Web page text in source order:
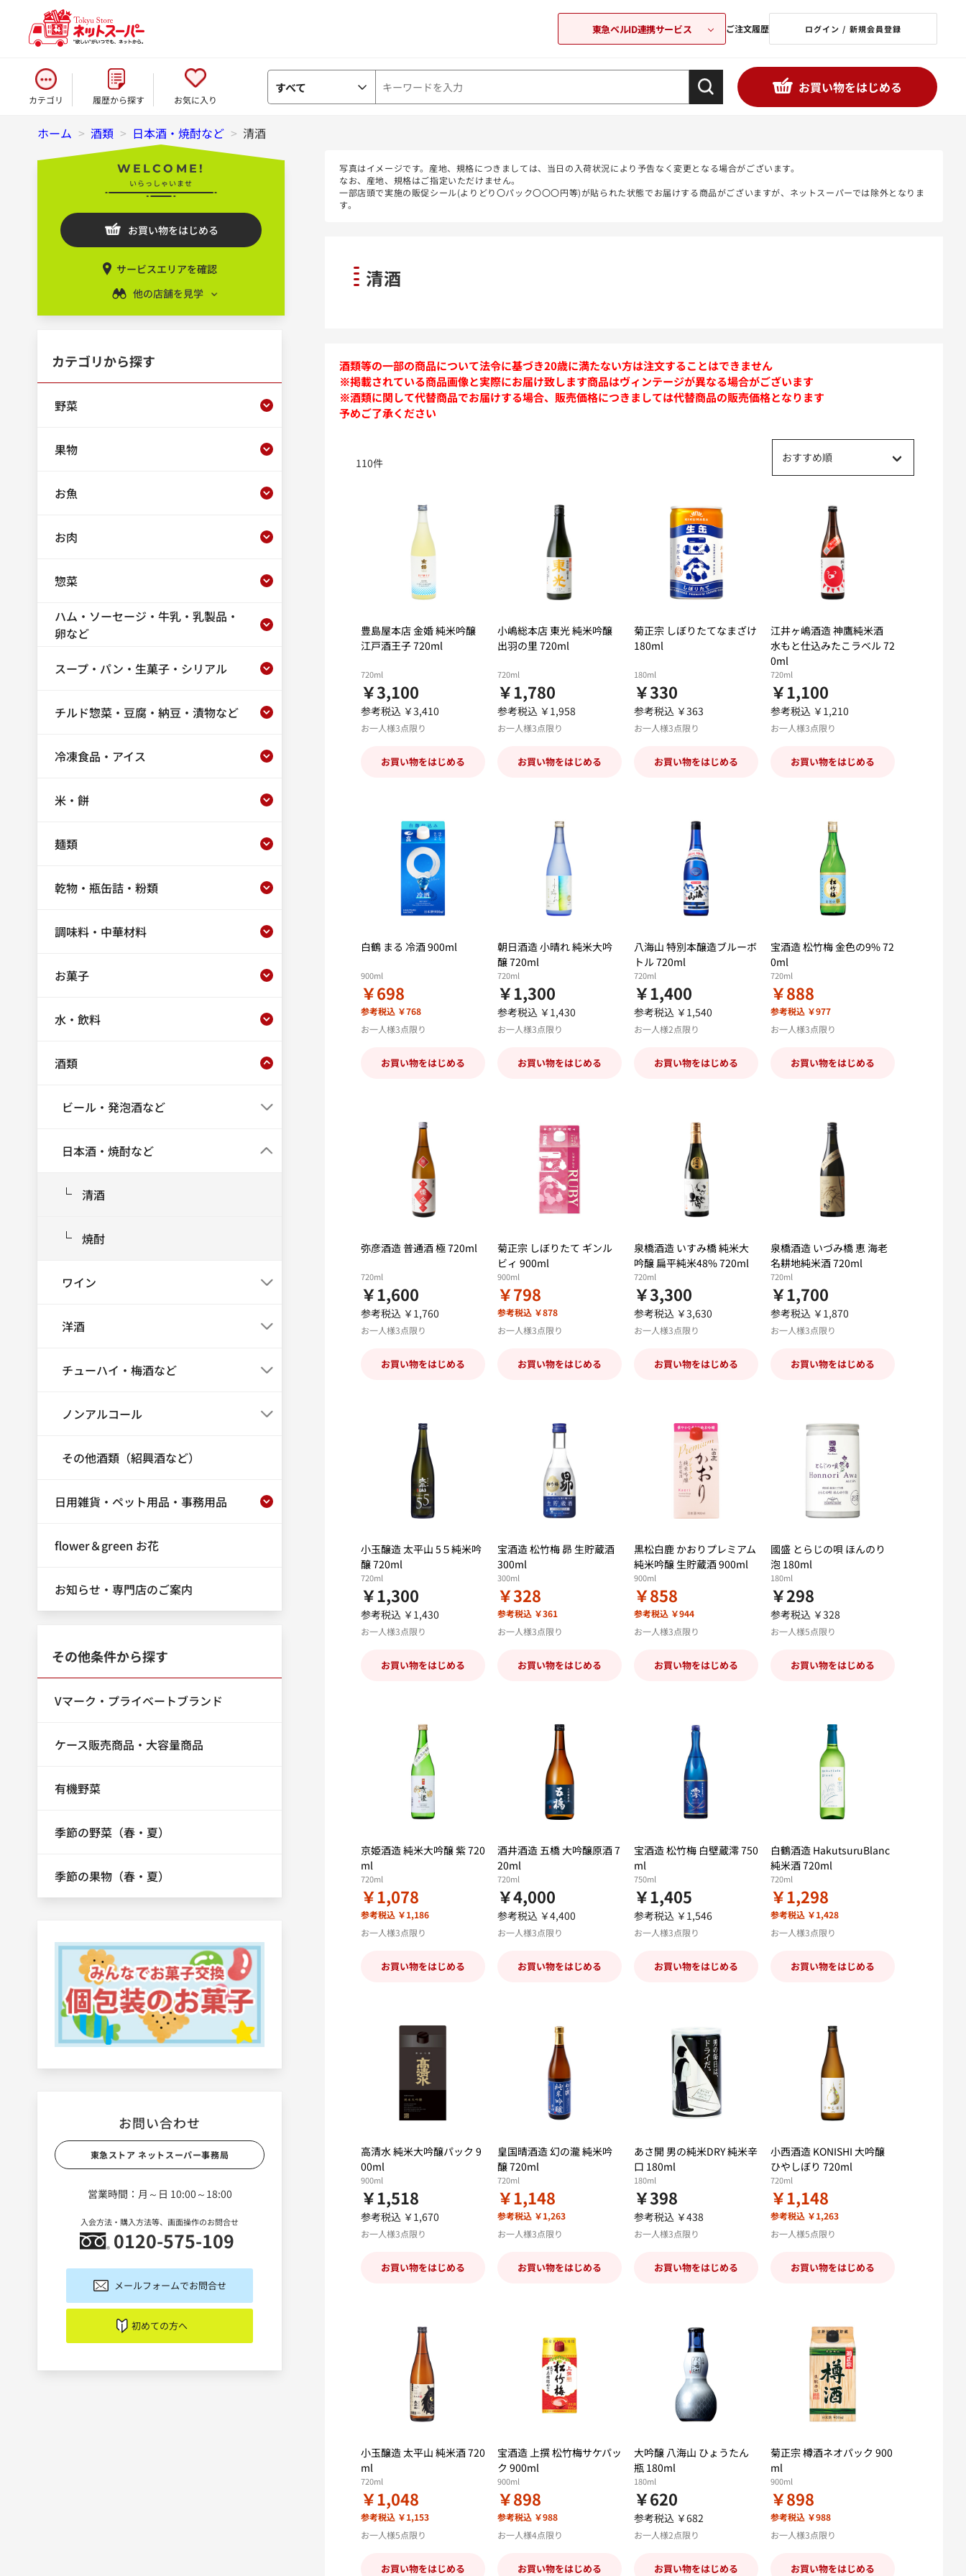
東急ベルID連携サービス ご注文履歴 ログイン / 新規会員登録
カテゴリ 履歴から探す お気に入り
すべて お買い物をはじめる
ホーム > 酒類 > 日本酒・焼酎など > 清酒
WELCOME!
いらっしゃいませ
お買い物をはじめる
サービスエリアを確認
他の店舗を見学
カテゴリから探す
野菜
果物
お魚
お肉
惣菜
ハム・ソーセージ・牛乳・乳製品・
卵など
スープ・パン・生菓子・シリアル
チルド惣菜・豆腐・納豆・漬物など
冷凍食品・アイス
米・餅
麺類
乾物・瓶缶詰・粉類
調味料・中華材料
お菓子
水・飲料
酒類
ビール・発泡酒など
日本酒・焼酎など
清酒
焼酎
ワイン
洋酒
チューハイ・梅酒など
ノンアルコール
その他酒類（紹興酒など）
日用雑貨・ペット用品・事務用品
flower＆green お花
お知らせ・専門店のご案内
その他条件から探す
Vマーク・プライベートブランド
ケース販売商品・大容量商品
有機野菜
季節の野菜（春・夏）
季節の果物（春・夏）
お問い合わせ
東急ストア ネットスーパー事務局
営業時間：月～日 10:00～18:00
入会方法・購入方法等、画面操作のお問合せ
0120-575-109
メールフォームでお問合せ
初めての方へ
写真はイメージです。産地、規格につきましては、当日の入荷状況により予告なく変更となる場合がございます。
なお、産地、規格はご指定いただけません。
一部店頭で実施の販促シール(よりどり〇パック〇〇〇円等)が貼られた状態でお届けする商品がございますが、ネットスーパーでは除外となりま
す。
清酒
酒類等の一部の商品について法令に基づき20歳に満たない方は注文することはできません
※掲載されている商品画像と実際にお届け致します商品はヴィンテージが異なる場合がございます
※酒類に関して代替商品でお届けする場合、販売価格につきましては代替商品の販売価格となります
予めご了承ください
110件 おすすめ順
豊島屋本店 金婚 純米吟醸
江戸酒王子 720ml
720ml
￥3,100
参考税込 ￥3,410
お一人様3点限り
お買い物をはじめる
小嶋総本店 東光 純米吟醸
出羽の里 720ml
720ml
￥1,780
参考税込 ￥1,958
お一人様3点限り
お買い物をはじめる
菊正宗 しぼりたてなまざけ
180ml
180ml
￥330
参考税込 ￥363
お一人様3点限り
お買い物をはじめる
江井ヶ嶋酒造 神鷹純米酒
水もと仕込みたこラベル 72
0ml
720ml
￥1,100
参考税込 ￥1,210
お一人様3点限り
お買い物をはじめる
白鶴 まる 冷酒 900ml
900ml
￥698
参考税込 ￥768
お一人様3点限り
お買い物をはじめる
朝日酒造 小晴れ 純米大吟
醸 720ml
720ml
￥1,300
参考税込 ￥1,430
お一人様3点限り
お買い物をはじめる
八海山 特別本醸造ブルーボ
トル 720ml
720ml
￥1,400
参考税込 ￥1,540
お一人様2点限り
お買い物をはじめる
宝酒造 松竹梅 金色の9% 72
0ml
720ml
￥888
参考税込 ￥977
お一人様3点限り
お買い物をはじめる
弥彦酒造 普通酒 極 720ml
720ml
￥1,600
参考税込 ￥1,760
お一人様3点限り
お買い物をはじめる
菊正宗 しぼりたて ギンル
ビィ 900ml
900ml
￥798
参考税込 ￥878
お一人様3点限り
お買い物をはじめる
泉橋酒造 いすみ橋 純米大
吟醸 扁平純米48% 720ml
720ml
￥3,300
参考税込 ￥3,630
お一人様3点限り
お買い物をはじめる
泉橋酒造 いづみ橋 恵 海老
名耕地純米酒 720ml
720ml
￥1,700
参考税込 ￥1,870
お一人様3点限り
お買い物をはじめる
小玉醸造 太平山 5５純米吟
醸 720ml
720ml
￥1,300
参考税込 ￥1,430
お一人様3点限り
お買い物をはじめる
宝酒造 松竹梅 昴 生貯蔵酒
300ml
300ml
￥328
参考税込 ￥361
お一人様3点限り
お買い物をはじめる
黒松白鹿 かおりプレミアム
純米吟醸 生貯蔵酒 900ml
900ml
￥858
参考税込 ￥944
お一人様3点限り
お買い物をはじめる
國盛 とらじの唄 ほんのり
泡 180ml
180ml
￥298
参考税込 ￥328
お一人様5点限り
お買い物をはじめる
京姫酒造 純米大吟醸 紫 720
ml
720ml
￥1,078
参考税込 ￥1,186
お一人様3点限り
お買い物をはじめる
酒井酒造 五橋 大吟醸原酒 7
20ml
720ml
￥4,000
参考税込 ￥4,400
お一人様3点限り
お買い物をはじめる
宝酒造 松竹梅 白壁蔵澪 750
ml
750ml
￥1,405
参考税込 ￥1,546
お一人様3点限り
お買い物をはじめる
白鶴酒造 HakutsuruBlanc
純米酒 720ml
720ml
￥1,298
参考税込 ￥1,428
お一人様3点限り
お買い物をはじめる
高清水 純米大吟醸パック 9
00ml
900ml
￥1,518
参考税込 ￥1,670
お一人様3点限り
お買い物をはじめる
皇国晴酒造 幻の瀧 純米吟
醸 720ml
720ml
￥1,148
参考税込 ￥1,263
お一人様3点限り
お買い物をはじめる
あさ開 男の純米DRY 純米辛
口 180ml
180ml
￥398
参考税込 ￥438
お一人様3点限り
お買い物をはじめる
小西酒造 KONISHI 大吟醸
ひやしぼり 720ml
720ml
￥1,148
参考税込 ￥1,263
お一人様5点限り
お買い物をはじめる
小玉醸造 太平山 純米酒 720
ml
720ml
￥1,048
参考税込 ￥1,153
お一人様5点限り
お買い物をはじめる
宝酒造 上撰 松竹梅サケパッ
ク 900ml
900ml
￥898
参考税込 ￥988
お一人様4点限り
お買い物をはじめる
大吟醸 八海山 ひょうたん
瓶 180ml
180ml
￥620
参考税込 ￥682
お一人様2点限り
お買い物をはじめる
菊正宗 樽酒ネオパック 900
ml
900ml
￥898
参考税込 ￥988
お一人様3点限り
お買い物をはじめる